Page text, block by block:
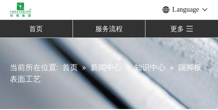
Language
首页 服务流程 更多
当前所在位置: 首页 » 新闻中心 » 知识中心 » 踢脚板
表面工艺